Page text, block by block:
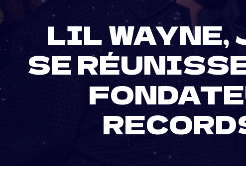
LIL WAYNE,
SE